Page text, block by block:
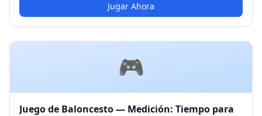
Jugar Ahora
🎮
Juego de Baloncesto — Medición: Tiempo para